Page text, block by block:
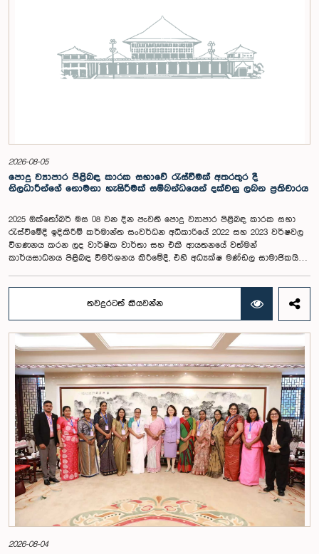
2026-08-05
පොදු ව්‍යාපාර පිළිබඳ කාරක සභාවේ රැස්වීමක් අතරතුර දී
නිලධාරීන්ගේ නොමනා හැසිරීමක් සම්බන්ධයෙන් දක්වනු ලබන ප්‍රතිචාරය
2025 ඔක්තෝබර් මස 08 වන දින පැවති පොදු ව්‍යාපාර පිළිබඳ කාරක සභා
රැස්වීමේදී ඉදිකිරීම් කර්මාන්ත සංවර්ධන අධිකාරියේ 2022 සහ 2023 වර්ෂවල
විගණනය කරන ලද වාර්ෂික වාර්තා සහ එකී ආයතනයේ වත්මන්
කාර්යසාධනය පිළිබඳ විමර්ශනය කිරීමේදී, එහි අධ්‍යක්ෂ මණ්ඩල සාමාජිකයින්
නිලධාරීන් විසින් තම ඇඳුම් පැළඳුම් සම්බන්ධයෙන් පිළිපැදිය යුතු වන
නිර්නායකයන්ගෙන් බැහැරව, එකී අවස්ථාවට නුසුදුසු ආකාරයෙන් සැරසී
රැස්වීමට සහභාගී වී සිටි බව කාරක සභාව විසින් නිරීක්ෂණය කරන ලදී.
තවද, ඉහත කී නිලධාරීන් දෙදෙනාම පාර්ලිමේන්තු සම්ප්‍රදායට හා
ක්‍රියාපටිපාටියට පටහැනි අයුරින් සභාපතිවරයාගේ පූර්ව අවසරයකින් තොරව
කාරක සභා රැස්වීමෙන් බැහැර ගොස් ඇති බව ද කාරක සභාව විසින් සඳහන්
කරන ලදී. මෙම සිද්ධීන් සම්බන්ධයෙන් පොදු ව්‍යාපාර පිළිබඳ කාරක සභාවේ
සභාපතිවරයා විසින් මතු කරන ලද වරප්‍රසාද පිළිබඳ ගැටළුවට අනුව,
පාර්ලිමේන්තුවට අපහාස කිරීමේ චෝදනාව යටතේ එම නිලධාරීන් දෙදෙනා 2026
පෙබරවාරි මස 17 වැනි දින ආචාරධර්ම හා වරප්‍රසාද පිළිබඳ කාරක සභාව
හමුවේ පෙනී සිටිනු ලැබූ අතර, එහිදී, ඔවුන් විසින් සිය හැසිරීම සම්බන්ධයෙන්
අවංකවම සමාව අයැද සිටින බව සඳහන් කෙරිණි. පාර්ලිමේන්තු කාරක
සභාවල අධිකාරිය, ගෞරවය සහ ස්ථාපිත ක්‍රියාපටිපාටිවලට ගෞරව කිරීමේ
වැදගත්කම පිළිබඳව නිසි අවබෝධයකින් යුතුව තම ක්‍රියාවන්හි බරපතලකම
නිලධාරීන් විසින් අවබෝධ කරගෙන ඇති බව නිරීක්ෂණය කළ ආචාරධර්ම හා
වරප්‍රසාද පිළිබඳ කාරක සභාව සහ පොදු ව්‍යාපාර පිළිබඳ කාරක සභාවේ
සභාපතිවරයා විසින් ඒ පිළිබඳව නිසි පරිදි සලකා බැලීමෙන් අනතුරුව, ඉහත
කී නිලධාරීන්ට සමාව ලබා දෙන ලෙස කරන ලද ඉල්ලීම පිළිගන්නා
ලදී. පාර්ලිමේන්තු කාරක සභා රැස්වීම් සඳහා පෙනී සිටින සියලුම පුද්ගලයන්
තවදුරටත් කියවන්න
2026-08-04